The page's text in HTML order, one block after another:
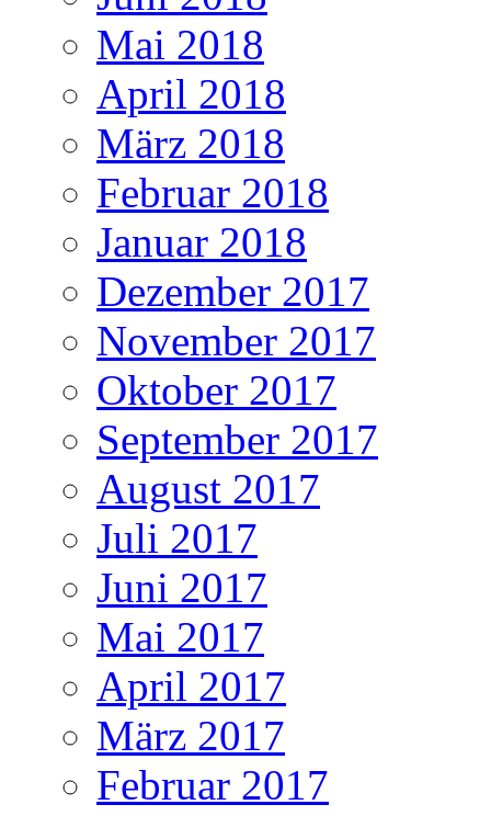
Mai 2018
April 2018
März 2018
Februar 2018
Januar 2018
Dezember 2017
November 2017
Oktober 2017
September 2017
August 2017
Juli 2017
Juni 2017
Mai 2017
April 2017
März 2017
Februar 2017